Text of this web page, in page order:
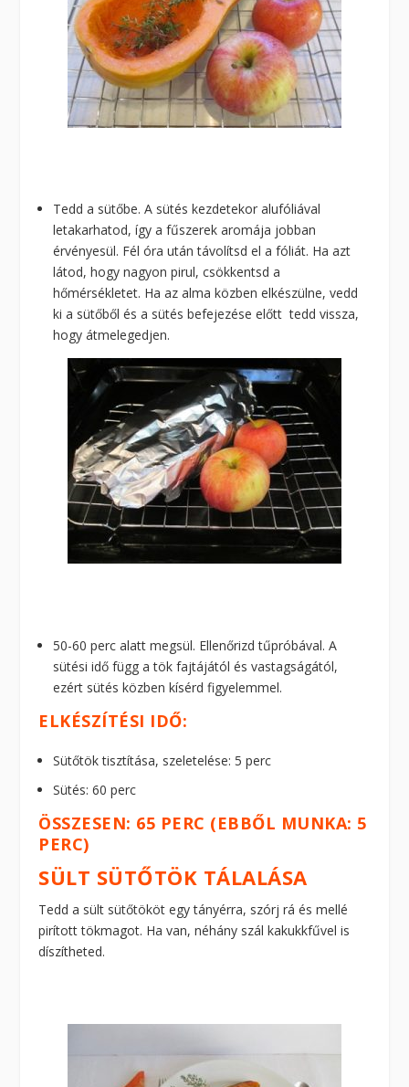
Tedd a sütőbe. A sütés kezdetekor alufóliával
letakarhatod, így a fűszerek aromája jobban
érvényesül. Fél óra után távolítsd el a fóliát. Ha azt
látod, hogy nagyon pirul, csökkentsd a
hőmérsékletet. Ha az alma közben elkészülne, vedd
ki a sütőből és a sütés befejezése előtt tedd vissza,
hogy átmelegedjen.
50-60 perc alatt megsül. Ellenőrizd tűpróbával. A
sütési idő függ a tök fajtájától és vastagságától,
ezért sütés közben kísérd figyelemmel.
ELKÉSZÍTÉSI IDŐ:
Sütőtök tisztítása, szeletelése: 5 perc
Sütés: 60 perc
ÖSSZESEN: 65 PERC (EBBŐL MUNKA: 5
PERC)
SÜLT SÜTŐTÖK TÁLALÁSA
Tedd a sült sütőtököt egy tányérra, szórj rá és mellé
pirított tökmagot. Ha van, néhány szál kakukkfűvel is
díszítheted.